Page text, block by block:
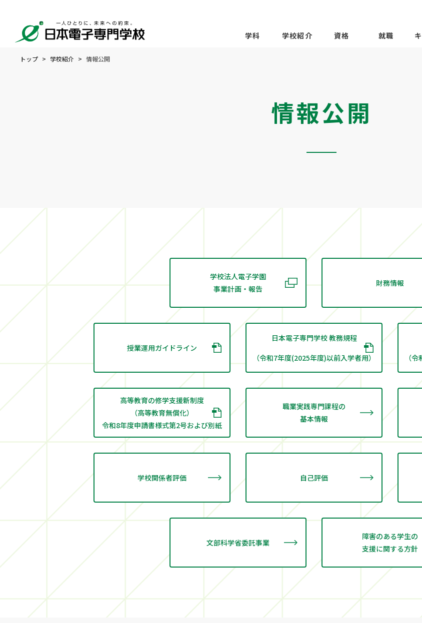
学科 学校紹介 資格 就職
トップ 学校紹介 情報公開
情報公開
学校法人電子学園
事業計画・報告
財務情報
授業運用ガイドライン
日本電子専門学校 教務規程
（令和7年度(2025年度)以前入学者用）
（
高等教育の修学支援新制度
（高等教育無償化）
令和8年度申請書様式第2号および別紙
職業実践専門課程の
基本情報
学校関係者評価 自己評価
文部科学省委託事業
障害のある学生の
支援に関する方針